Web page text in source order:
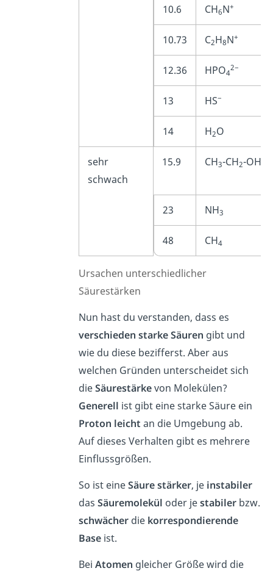
10.6 CH6N+
10.73 C2H8N+
12.36 HPO4
2−
13 HS−
14 H2O
sehr
schwach
15.9 CH3-CH2-OH
23 NH3
48 CH4
Ursachen unterschiedlicher
Säurestärken
Nun hast du verstanden, dass es
verschieden starkeSäuren gibt und
wie du diese bezifferst. Aber aus
welchen Gründen unterscheidet sich
dieSäurestärkevon Molekülen?
Generell ist gibt eine starke Säure ein
Proton leicht an die Umgebung ab.
Auf dieses Verhalten gibt es mehrere
Einflussgrößen.
So ist eineSäurestärker, je instabiler
dasSäuremolekül oder jestabiler bzw.
schwächer die korrespondierende
Base ist.
BeiAtomen gleicher Größe wird die